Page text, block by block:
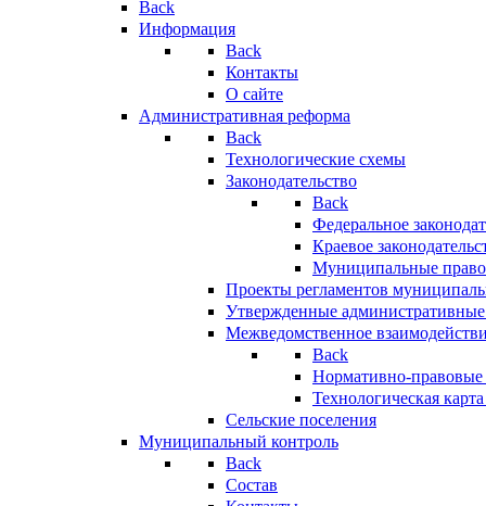
Back
Информация
Back
Контакты
О сайте
Административная реформа
Back
Технологические схемы
Законодательство
Back
Федеральное
Краевое
Муниципальные
Проекты регламентов
Утвержденные
Межведомственное
Back
Нормативно-правовые
Технологическая
Сельские поселения
Муниципальный контроль
Back
Состав